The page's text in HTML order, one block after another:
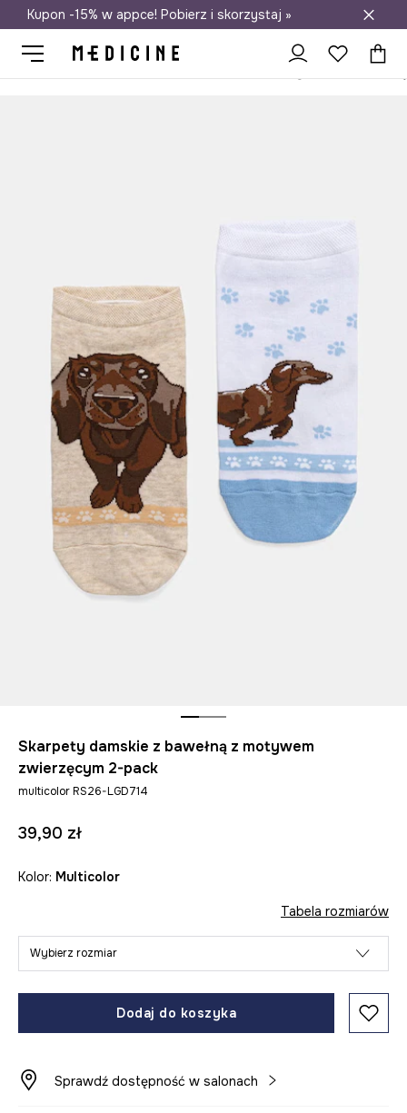
Darmowa dostawa do salonów
Kupon -15% w appce! Pobierz i skorzystaj »
Skarpety damskie z bawełną z motywem
zwierzęcym 2-pack
multicolor RS26-LGD714
39,90 zł
Kolor: multicolor
Tabela rozmiarów
Wybierz rozmiar
Dodaj do koszyka
Sprawdź dostępność w salonach